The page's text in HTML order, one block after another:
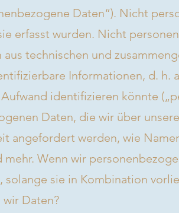
Daten“). Nicht
erfasst wurden. Nicht
aus technischen und
Informationen, d. h.
identifizieren könnte
Daten, die wir über
angefordert werden, wie
mehr. Wenn wir
solange sie in Kombination
Daten?